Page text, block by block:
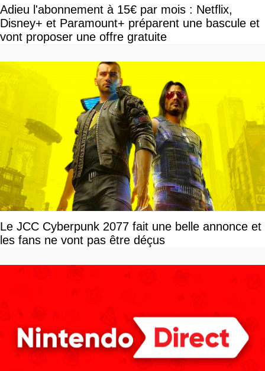
Adieu l'abonnement à 15€ par mois : Netflix,
Disney+ et Paramount+ préparent une bascule et
vont proposer une offre gratuite
Le JCC Cyberpunk 2077 fait une belle annonce et
les fans ne vont pas être déçus